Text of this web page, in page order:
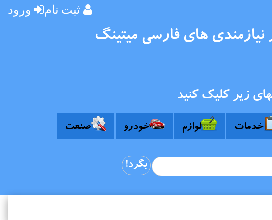
ورود ثبت نام
های فارسی میتینگ
زیر کلیک کنید
خدمات لوازم خودرو صنعت